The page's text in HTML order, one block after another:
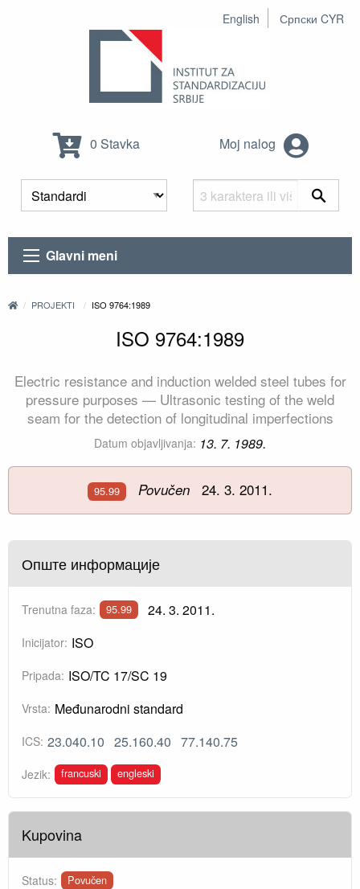
English Српски CYR
0 Stavka Moj nalog
Glavni meni
PROJEKTI ISO 9764:1989
ISO 9764:1989
Electric resistance and induction welded steel tubes for
pressure purposes — Ultrasonic testing of the weld
seam for the detection of longitudinal imperfections
Datum objavljivanja: 13. 7. 1989.
95.99 Povučen 24. 3. 2011.
Опште информације
Trenutna faza: 95.99 24. 3. 2011.
Inicijator: ISO
Pripada: ISO/TC 17/SC 19
Vrsta: Međunarodni standard
ICS: 23.040.10 25.160.40 77.140.75
Jezik: francuski engleski
Kupovina
Status: Povučen